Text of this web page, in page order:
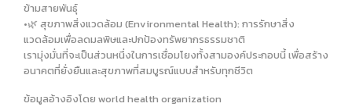
ข้ามสายพันธุ์
•🌿 สุขภาพสิ่งแวดล้อม (Environmental Health): การรักษาสิ่ง
แวดล้อมเพื่อลดมลพิษและปกป้องทรัพยากรธรรมชาติ
เรามุ่งมั่นที่จะเป็นส่วนหนึ่งในการเชื่อมโยงทั้งสามองค์ประกอบนี้ เพื่อสร้าง
อนาคตที่ยั่งยืนและสุขภาพที่สมบูรณ์แบบสำหรับทุกชีวิต
ข้อมูลอ้างอิงโดย world health organization